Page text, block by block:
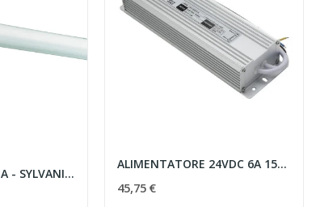
F18W/T8 830 E CL.A - SYLVANIA SPA 0001484
ALIMENTATORE 24VDC 6A 150W IP65 - 2 AV SNC...
45,75 €